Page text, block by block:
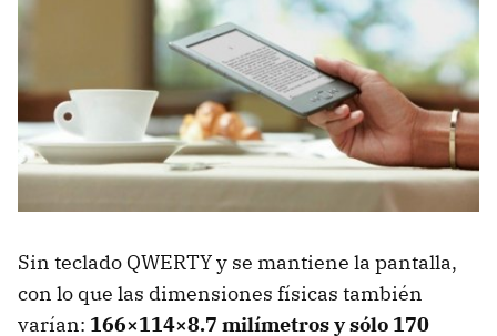
Sin teclado QWERTYy se mantiene la pantalla,
con lo que las dimensiones físicas también
varían: 166×114×8.7 milímetros y sólo 170